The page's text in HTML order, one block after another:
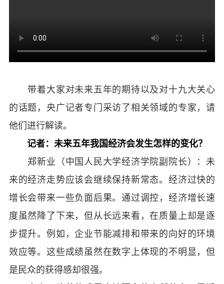
带着大家对未来五年的期待以及对十九大关心
的话题，央广记者专门采访了相关领域的专家，请
他们进行解读。
记者：未来五年我国经济会发生怎样的变化？
郑新业（中国人民大学经济学院副院长）：未
来的经济走势应该会继续保持新常态。经济过快的
增长会带来一些负面后果。通过调控，经济增长速
度虽然降了下来，但从长远来看，在质量上却是逐
步提升。例如，企业节能减排和带来的向好的环境
效应等。这些成绩虽然在数字上体现的不明显，但
是民众的获得感却很强。